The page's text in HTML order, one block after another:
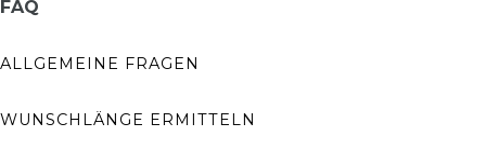
FAQ
ALLGEMEINE FRAGEN
WUNSCHLÄNGE ERMITTELN